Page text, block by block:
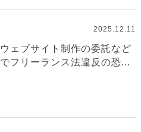
2025.12.11
ウェブサイト制作の委託など
でフリーランス法違反の恐...